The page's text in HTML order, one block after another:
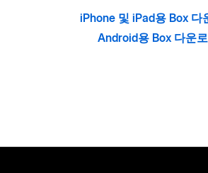
iPhone 및 iPad용 Box 다
Android용 Box 다운